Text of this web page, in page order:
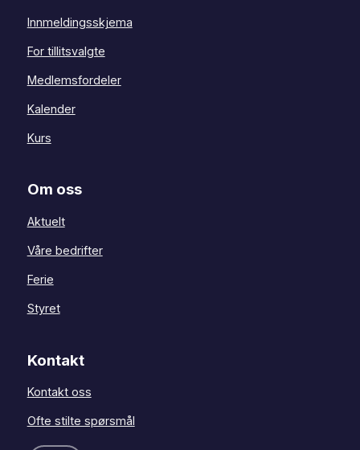
Innmeldingsskjema
For tillitsvalgte
Medlemsfordeler
Kalender
Kurs
Om oss
Aktuelt
Våre bedrifter
Ferie
Styret
Kontakt
Kontakt oss
Ofte stilte spørsmål